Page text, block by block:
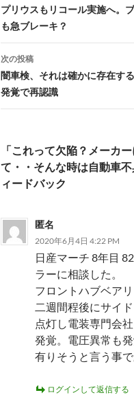
稿
ナ
ビ
ゲ
ー
ョ
ン
プリウスもリコール実施へ。
も急ブレーキ？
次の投稿
闇車検、それは確かに存在す
発覚で再認識
「これって欠陥？メーカ
て・・そんな時は自動車
ィードバック
匿名
2020年6月4日 4:22 PM
日産マーチ 8年目
ラーに相談した。
フロントハブベア
二週間程後にサイ
点灯し電装専門会
発覚。電圧異常も
有りそうと言う事で
ログインして返信する